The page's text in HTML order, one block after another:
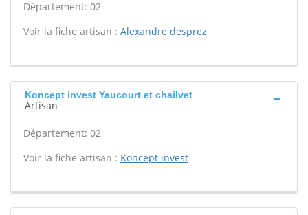
Département: 02
Voir la fiche artisan : Alexandre desprez
Koncept invest Yaucourt et chailvet
Artisan
Département: 02
Voir la fiche artisan : Koncept invest